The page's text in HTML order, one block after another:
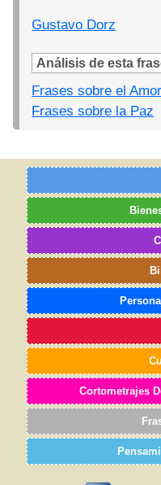
Gustavo Dorz
Análisis de esta
Frases sobre el Amor
Frases sobre la Paz
Cortometrajes